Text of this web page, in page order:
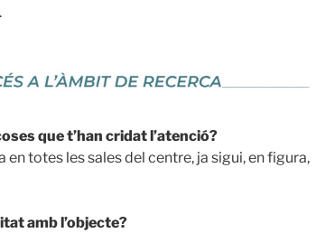
que t’han cridat l’atenció?
en totes les sales del centre, ja sigui, en figura,
amb l’objecte?